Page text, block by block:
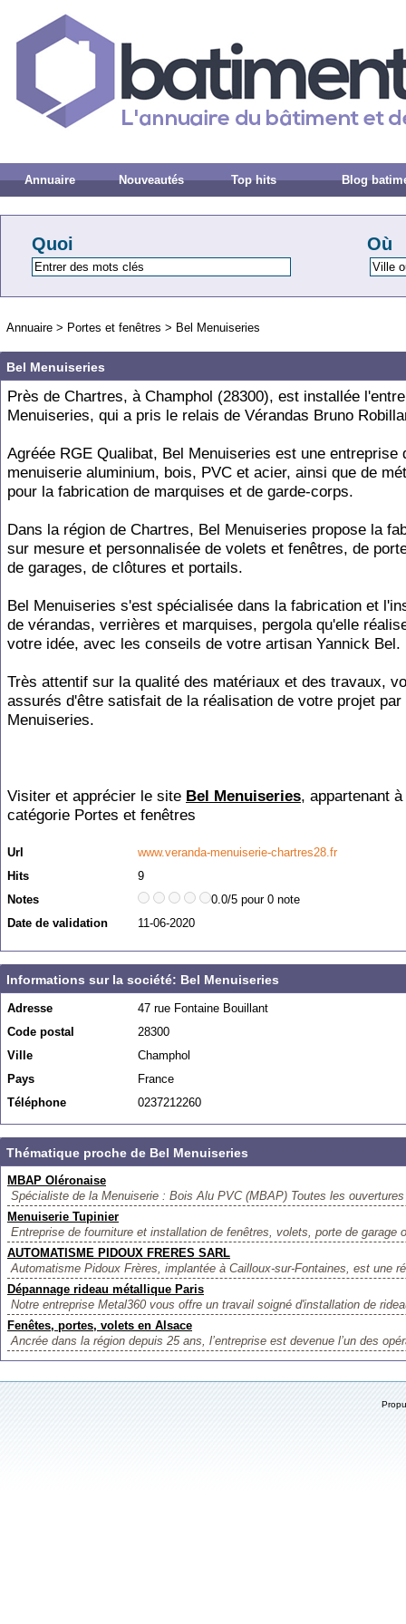
Annuaire Nouveautés Top hits Blog
Quoi Où
Annuaire > Portes et fenêtres > Bel Menuiseries
Bel Menuiseries
Près de Chartres, à Champhol (28300), est installée
Menuiseries, qui a pris le relais de Vérandas Bruno
Agréée RGE Qualibat, Bel Menuiseries est une entreprise
menuiserie aluminium, bois, PVC et acier, ainsi que de
pour la fabrication de marquises et de garde-corps.
Dans la région de Chartres, Bel Menuiseries propose la
sur mesure et personnalisée de volets et fenêtres, de
de garages, de clôtures et portails.
Bel Menuiseries s'est spécialisée dans la fabrication et
de vérandas, verrières et marquises, pergola qu'elle
votre idée, avec les conseils de votre artisan Yannick Bel.
Très attentif sur la qualité des matériaux et des travaux,
assurés d'être satisfait de la réalisation de votre projet par
Menuiseries.
Visiter et apprécier le site Bel Menuiseries, appartenant à
catégorie Portes et fenêtres
Url
www.veranda-menuiserie-chartres28.fr
Hits
9
Notes
0.0/5 pour 0 note
Date de validation
11-06-2020
Informations sur la société: Bel Menuiseries
Adresse
47 rue Fontaine Bouillant
Code postal
28300
Ville
Champhol
Pays
France
Téléphone
0237212260
Thématique proche de Bel Menuiseries
MBAP Oléronaise
Spécialiste de la Menuiserie : Bois Alu PVC (MBAP) Toutes les
Menuiserie Tupinier
Entreprise de fourniture et installation de fenêtres, volets, porte de garage
AUTOMATISME PIDOUX FRERES SARL
Automatisme Pidoux Frères, implantée à Cailloux-sur-Fontaines, est une
Dépannage rideau métallique Paris
Notre entreprise Metal360 vous offre un travail soigné d'installation de
Fenêtes, portes, volets en Alsace
Ancrée dans la région depuis 25 ans, l’entreprise est devenue l’un des